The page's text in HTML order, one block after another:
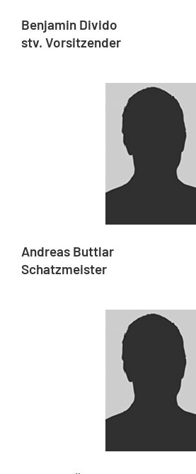
Benjamin Divido
stv. Vorsitzender
Andreas Buttlar
Schatzmeister